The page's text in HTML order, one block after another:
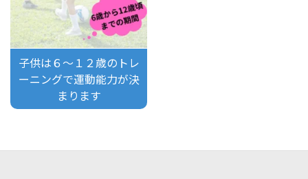
子供は６～１２歳のトレ
ーニングで運動能力が決
まります